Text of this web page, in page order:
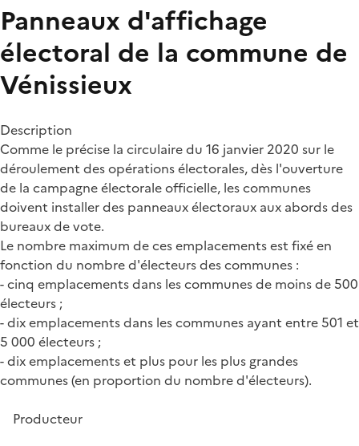
Panneaux d'affichage
électoral de la commune de
Vénissieux
Description
Comme le précise la circulaire du 16 janvier 2020 sur le
déroulement des opérations électorales, dès l'ouverture
de la campagne électorale officielle, les communes
doivent installer des panneaux électoraux aux abords des
bureaux de vote.
Le nombre maximum de ces emplacements est fixé en
fonction du nombre d'électeurs des communes :
- cinq emplacements dans les communes de moins de 500
électeurs ;
- dix emplacements dans les communes ayant entre 501 et
5 000 électeurs ;
- dix emplacements et plus pour les plus grandes
communes (en proportion du nombre d'électeurs).
Producteur